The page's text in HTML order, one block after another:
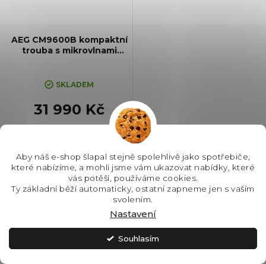
Aby náš e-shop šlapal stejně spolehlivě jako spotřebiče,
které nabízíme, a mohli jsme vám ukazovat nabídky, které
vás potěší, používáme cookies.
Ty základní běží automaticky, ostatní zapneme jen s vaším
svolením.
Nastavení
Souhlasím
AEG CM9600B kompaktní
trouba s mikrovlnami
SKLADEM
31 990 Kč
Do košíku
Kompaktní multifunkční trouba,
Barva: Černá, Čištění: Vodou,
3000 W, Gril, Rozměry (VxŠxH):
595x595x567 mm, Výbava:
Teplotní sonda, Asistované